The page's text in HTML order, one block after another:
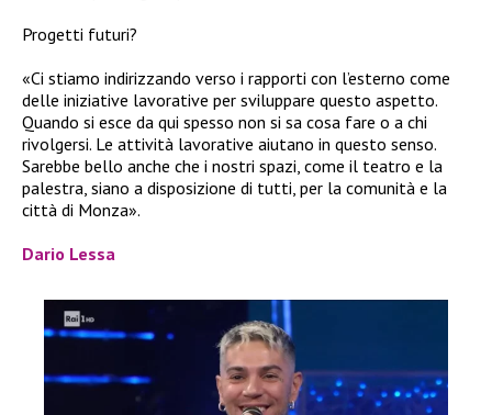
Progetti futuri?
«Ci stiamo indirizzando verso i rapporti con l’esterno come
delle iniziative lavorative per sviluppare questo aspetto.
Quando si esce da qui spesso non si sa cosa fare o a chi
rivolgersi. Le attività lavorative aiutano in questo senso.
Sarebbe bello anche che i nostri spazi, come il teatro e la
palestra, siano a disposizione di tutti, per la comunità e la
città di Monza».
Dario Lessa